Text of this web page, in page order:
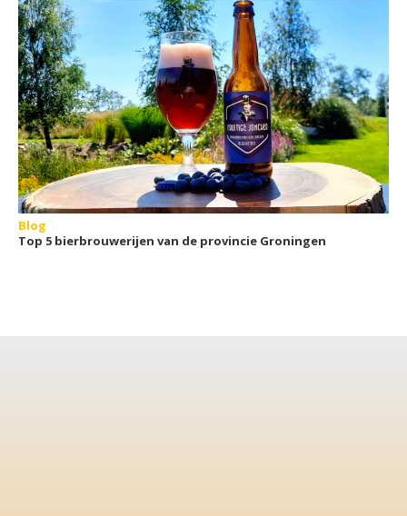
Blog
Top 5 bierbrouwerijen van de provincie Groningen